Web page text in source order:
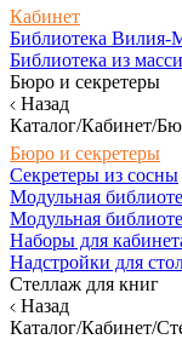
Кабинет
Библиотека Вилия-
Библиотека из
Бюро и секретеры
Назад
Каталог/Кабинет/
Бюро и секретеры
Секретеры из сосны
Модульная
Модульная
Наборы для
Надстройки для
Стеллаж для книг
Назад
Каталог/Кабинет/